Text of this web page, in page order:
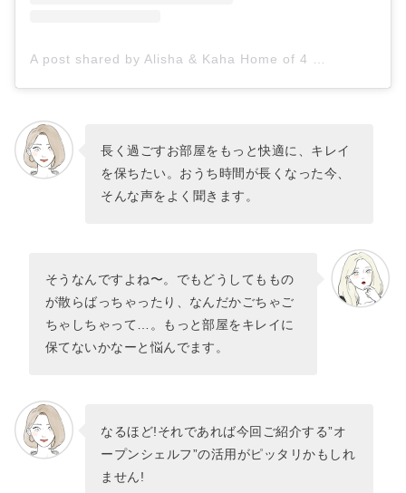
長く過ごすお部屋をもっと快適に、キレイ
を保ちたい。おうち時間が長くなった今、
そんな声をよく聞きます。
そうなんですよね〜。でもどうしてももの
が散らばっちゃったり、なんだかごちゃご
ちゃしちゃって…。もっと部屋をキレイに
保てないかなーと悩んでます。
なるほど!それであれば今回ご紹介する”オ
ープンシェルフ”の活用がピッタリかもしれ
ません!